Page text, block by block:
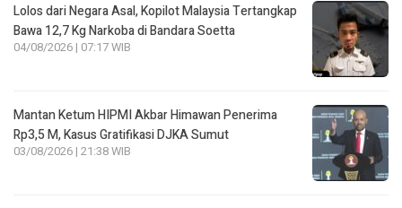
Lolos dari Negara Asal, Kopilot Malaysia Tertangkap
Bawa 12,7 Kg Narkoba di Bandara Soetta
04/08/2026 | 07:17 WIB
Mantan Ketum HIPMI Akbar Himawan Penerima
Rp3,5 M, Kasus Gratifikasi DJKA Sumut
03/08/2026 | 21:38 WIB